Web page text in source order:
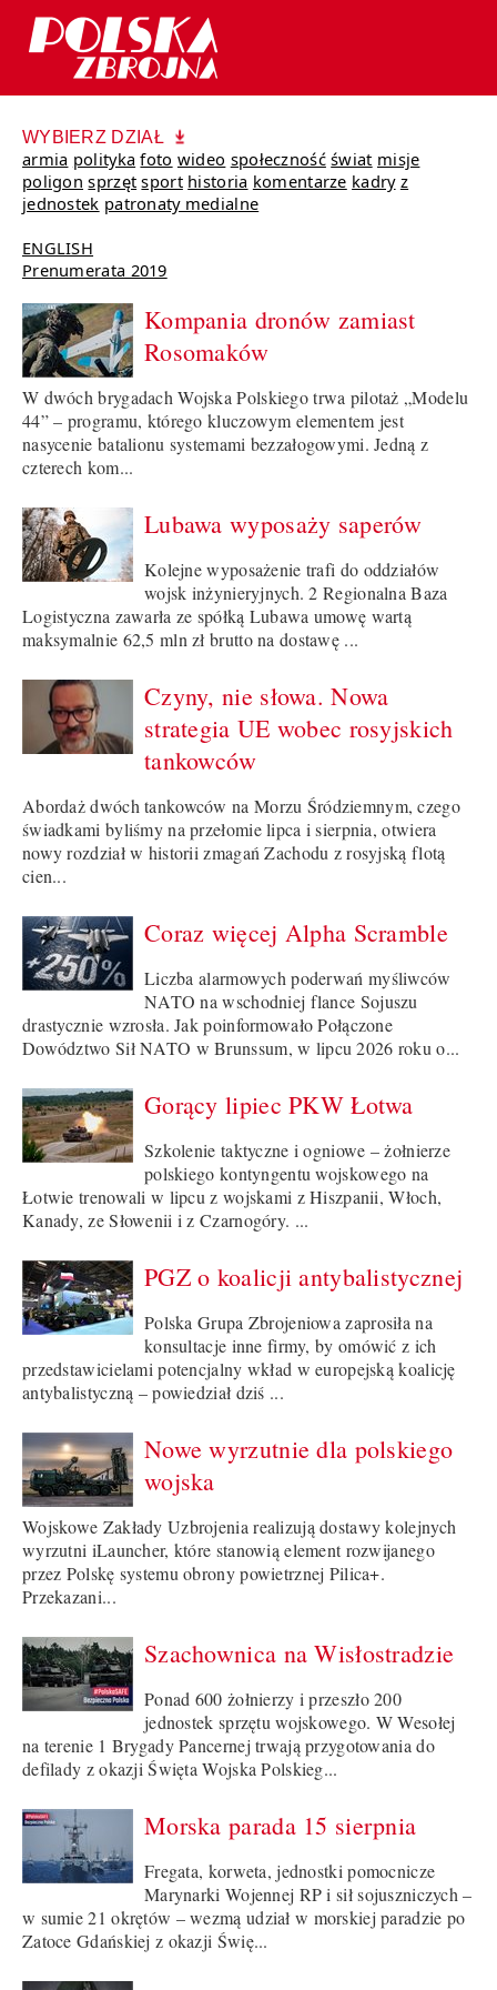
WYBIERZ DZIAŁ
armia polityka foto wideo społeczność świat misje
poligon sprzęt sport historia komentarze kadry z
jednostek patronaty medialne
ENGLISH
Prenumerata 2019
Kompania dronów zamiast
Rosomaków
W dwóch brygadach Wojska Polskiego trwa pilotaż „Modelu
44” – programu, którego kluczowym elementem jest
nasycenie batalionu systemami bezzałogowymi. Jedną z
czterech kom...
Lubawa wyposaży saperów
Kolejne wyposażenie trafi do oddziałów
wojsk inżynieryjnych. 2 Regionalna Baza
Logistyczna zawarła ze spółką Lubawa umowę wartą
maksymalnie 62,5 mln zł brutto na dostawę ...
Czyny, nie słowa. Nowa
strategia UE wobec rosyjskich
tankowców
Abordaż dwóch tankowców na Morzu Śródziemnym, czego
świadkami byliśmy na przełomie lipca i sierpnia, otwiera
nowy rozdział w historii zmagań Zachodu z rosyjską flotą
cien...
Coraz więcej Alpha Scramble
Liczba alarmowych poderwań myśliwców
NATO na wschodniej flance Sojuszu
drastycznie wzrosła. Jak poinformowało Połączone
Dowództwo Sił NATO w Brunssum, w lipcu 2026 roku o...
Gorący lipiec PKW Łotwa
Szkolenie taktyczne i ogniowe – żołnierze
polskiego kontyngentu wojskowego na
Łotwie trenowali w lipcu z wojskami z Hiszpanii, Włoch,
Kanady, ze Słowenii i z Czarnogóry. ...
PGZ o koalicji antybalistycznej
Polska Grupa Zbrojeniowa zaprosiła na
konsultacje inne firmy, by omówić z ich
przedstawicielami potencjalny wkład w europejską koalicję
antybalistyczną – powiedział dziś ...
Nowe wyrzutnie dla polskiego
wojska
Wojskowe Zakłady Uzbrojenia realizują dostawy kolejnych
wyrzutni iLauncher, które stanowią element rozwijanego
przez Polskę systemu obrony powietrznej Pilica+.
Przekazani...
Szachownica na Wisłostradzie
Ponad 600 żołnierzy i przeszło 200
jednostek sprzętu wojskowego. W Wesołej
na terenie 1 Brygady Pancernej trwają przygotowania do
defilady z okazji Święta Wojska Polskieg...
Morska parada 15 sierpnia
Fregata, korweta, jednostki pomocnicze
Marynarki Wojennej RP i sił sojuszniczych –
w sumie 21 okrętów – wezmą udział w morskiej paradzie po
Zatoce Gdańskiej z okazji Świę...